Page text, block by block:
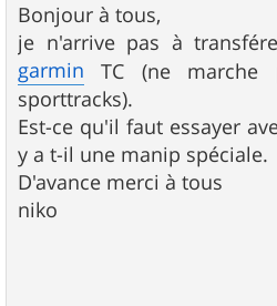
s
s
a
g
e
Bonjour à tous,
je n'arrive pas à
garmin TC (ne marche
sporttracks).
Est-ce qu'il faut essayer
y a t-il une manip spéciale.
D'avance merci à tous
niko